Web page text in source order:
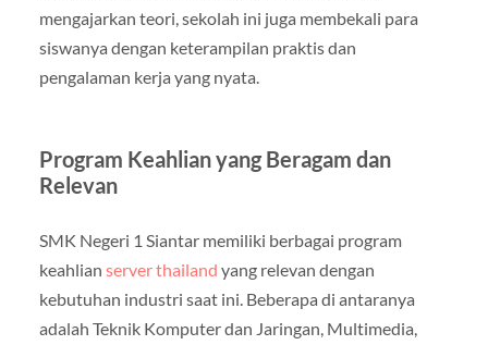
mengajarkan teori, sekolah ini juga membekali para
siswanya dengan keterampilan praktis dan
pengalaman kerja yang nyata.
Program Keahlian yang Beragam dan
Relevan
SMK Negeri 1 Siantar memiliki berbagai program
keahlian server thailand yang relevan dengan
kebutuhan industri saat ini. Beberapa di antaranya
adalah Teknik Komputer dan Jaringan, Multimedia,